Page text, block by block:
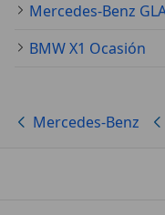
BMW X1 Ocasión
Mercedes-Benz